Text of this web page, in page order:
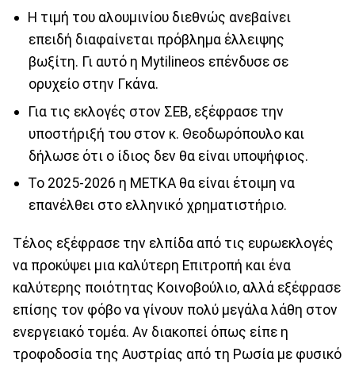
Η τιμή του αλουμινίου διεθνώς ανεβαίνει
επειδή διαφαίνεται πρόβλημα έλλειψης
βωξίτη. Γι αυτό η Mytilineos επένδυσε σε
ορυχείο στην Γκάνα.
Για τις εκλογές στον ΣΕΒ, εξέφρασε την
υποστήριξή του στον κ. Θεοδωρόπουλο και
δήλωσε ότι ο ίδιος δεν θα είναι υποψήφιος.
Το 2025-2026 η ΜΕΤΚΑ θα είναι έτοιμη να
επανέλθει στο ελληνικό χρηματιστήριο.
Τέλος εξέφρασε την ελπίδα από τις ευρωεκλογές
να προκύψει μια καλύτερη Επιτροπή και ένα
καλύτερης ποιότητας Κοινοβούλιο, αλλά εξέφρασε
επίσης τον φόβο να γίνουν πολύ μεγάλα λάθη στον
ενεργειακό τομέα. Αν διακοπεί όπως είπε η
τροφοδοσία της Αυστρίας από τη Ρωσία με φυσικό